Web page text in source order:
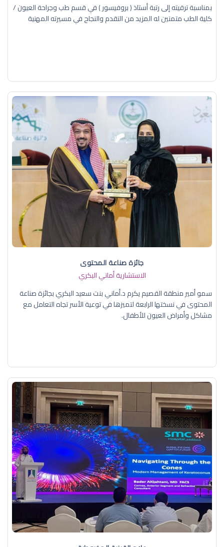
بمناسبة ترقيته إلى رتبة أستاذ ( بروفيسور ) في قسم طب وجراحة العيون /
كلية الطب متمنين له المزيد من التقدم والنجاح في مسيرته المهنية
جائزة صناعة المحتوى
الاستشارية أماني البكري
سمو أمير منطقة القصيم يكرم د.أماني بنت سعيد البكري بجائزة صناعة
المحتوى في نسختها الرابعة لتميزها في توعية الأسر تجاه التعامل مع
مشاكل وأمراض العيون للأطفال.